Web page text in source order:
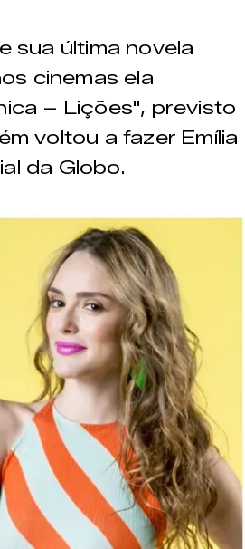
sua última novela
cinemas ela
– Lições", previsto
voltou a fazer Emília
da Globo.